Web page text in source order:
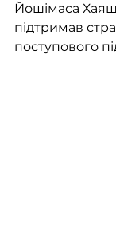
Йошімаса
підтримав
поступового